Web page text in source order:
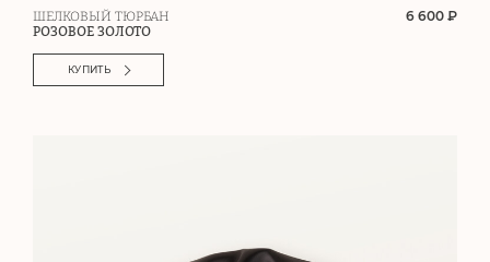
ШЕЛКОВЫЙ ТЮРБАН
РОЗОВОЕ ЗОЛОТО
6 600 ₽
КУПИТЬ